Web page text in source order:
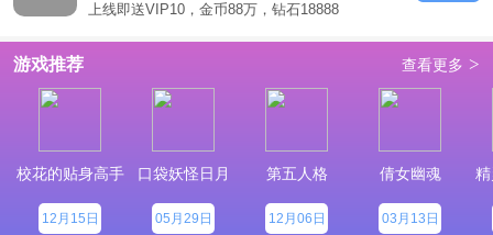
上线即送VIP10，金币88万，钻石18888
游戏推荐 查看更多 >
校花的贴身高手
12月15日
口袋妖怪日月
05月29日
第五人格
12月06日
倩女幽魂
03月13日